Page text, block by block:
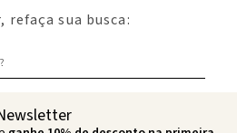
refaça sua busca: